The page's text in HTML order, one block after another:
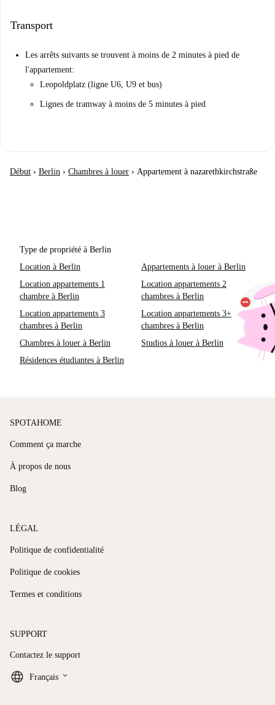
Transport
Les arrêts suivants se trouvent à moins de 2 minutes à pied de
l'appartement:
Leopoldplatz (ligne U6, U9 et bus)
Lignes de tramway à moins de 5 minutes à pied
Début › Berlin › Chambres à louer › Appartement à nazarethkirchstraße
Type de propriété à Berlin
Location à Berlin
Appartements à louer à Berlin
Location appartements 1
chambre à Berlin
Location appartements 2
chambres à Berlin
Location appartements 3
chambres à Berlin
Location appartements 3+
chambres à Berlin
Chambres à louer à Berlin
Studios à louer à Berlin
Résidences étudiantes à Berlin
SPOTAHOME
Comment ça marche
À propos de nous
Blog
LÉGAL
Politique de confidentialité
Politique de cookies
Termes et conditions
SUPPORT
Contactez le support
Français keyboard_arrow_down